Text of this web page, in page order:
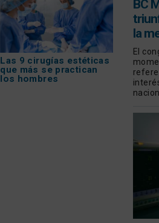
BC
la
El
Las 9 cirugías estéticas
que más se practican
los hombres